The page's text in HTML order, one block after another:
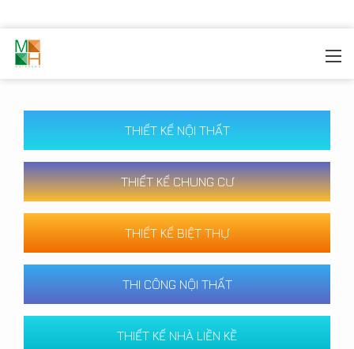
THIẾT KẾ NỘI THẤT
THIẾT KẾ CHUNG CƯ
THIẾT KẾ BIỆT THỰ
THI CÔNG NỘI THẤT
THIẾT KẾ NHÀ LIỀN KỀ